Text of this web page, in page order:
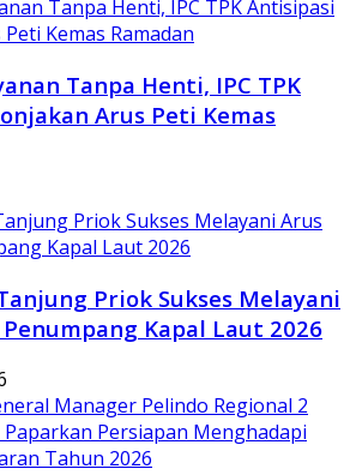
Tanpa Henti, IPC TPK
Arus Peti Kemas
Priok Sukses Melayani
Kapal Laut 2026